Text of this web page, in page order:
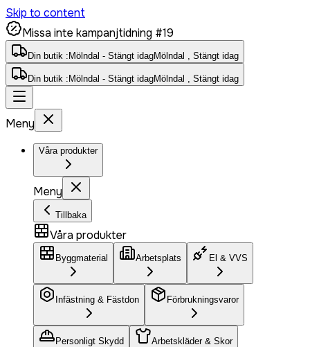
Skip to content
Missa inte kampanjtidning #19
Din butik : Mölndal - Stängt idagMölndal , Stängt idag
Din butik : Mölndal - Stängt idagMölndal , Stängt idag
Meny
Våra produkter
Meny
Tillbaka
Våra produkter
Byggmaterial Arbetsplats El & VVS
Infästning & Fästdon Förbrukningsvaror
Personligt Skydd Arbetskläder & Skor